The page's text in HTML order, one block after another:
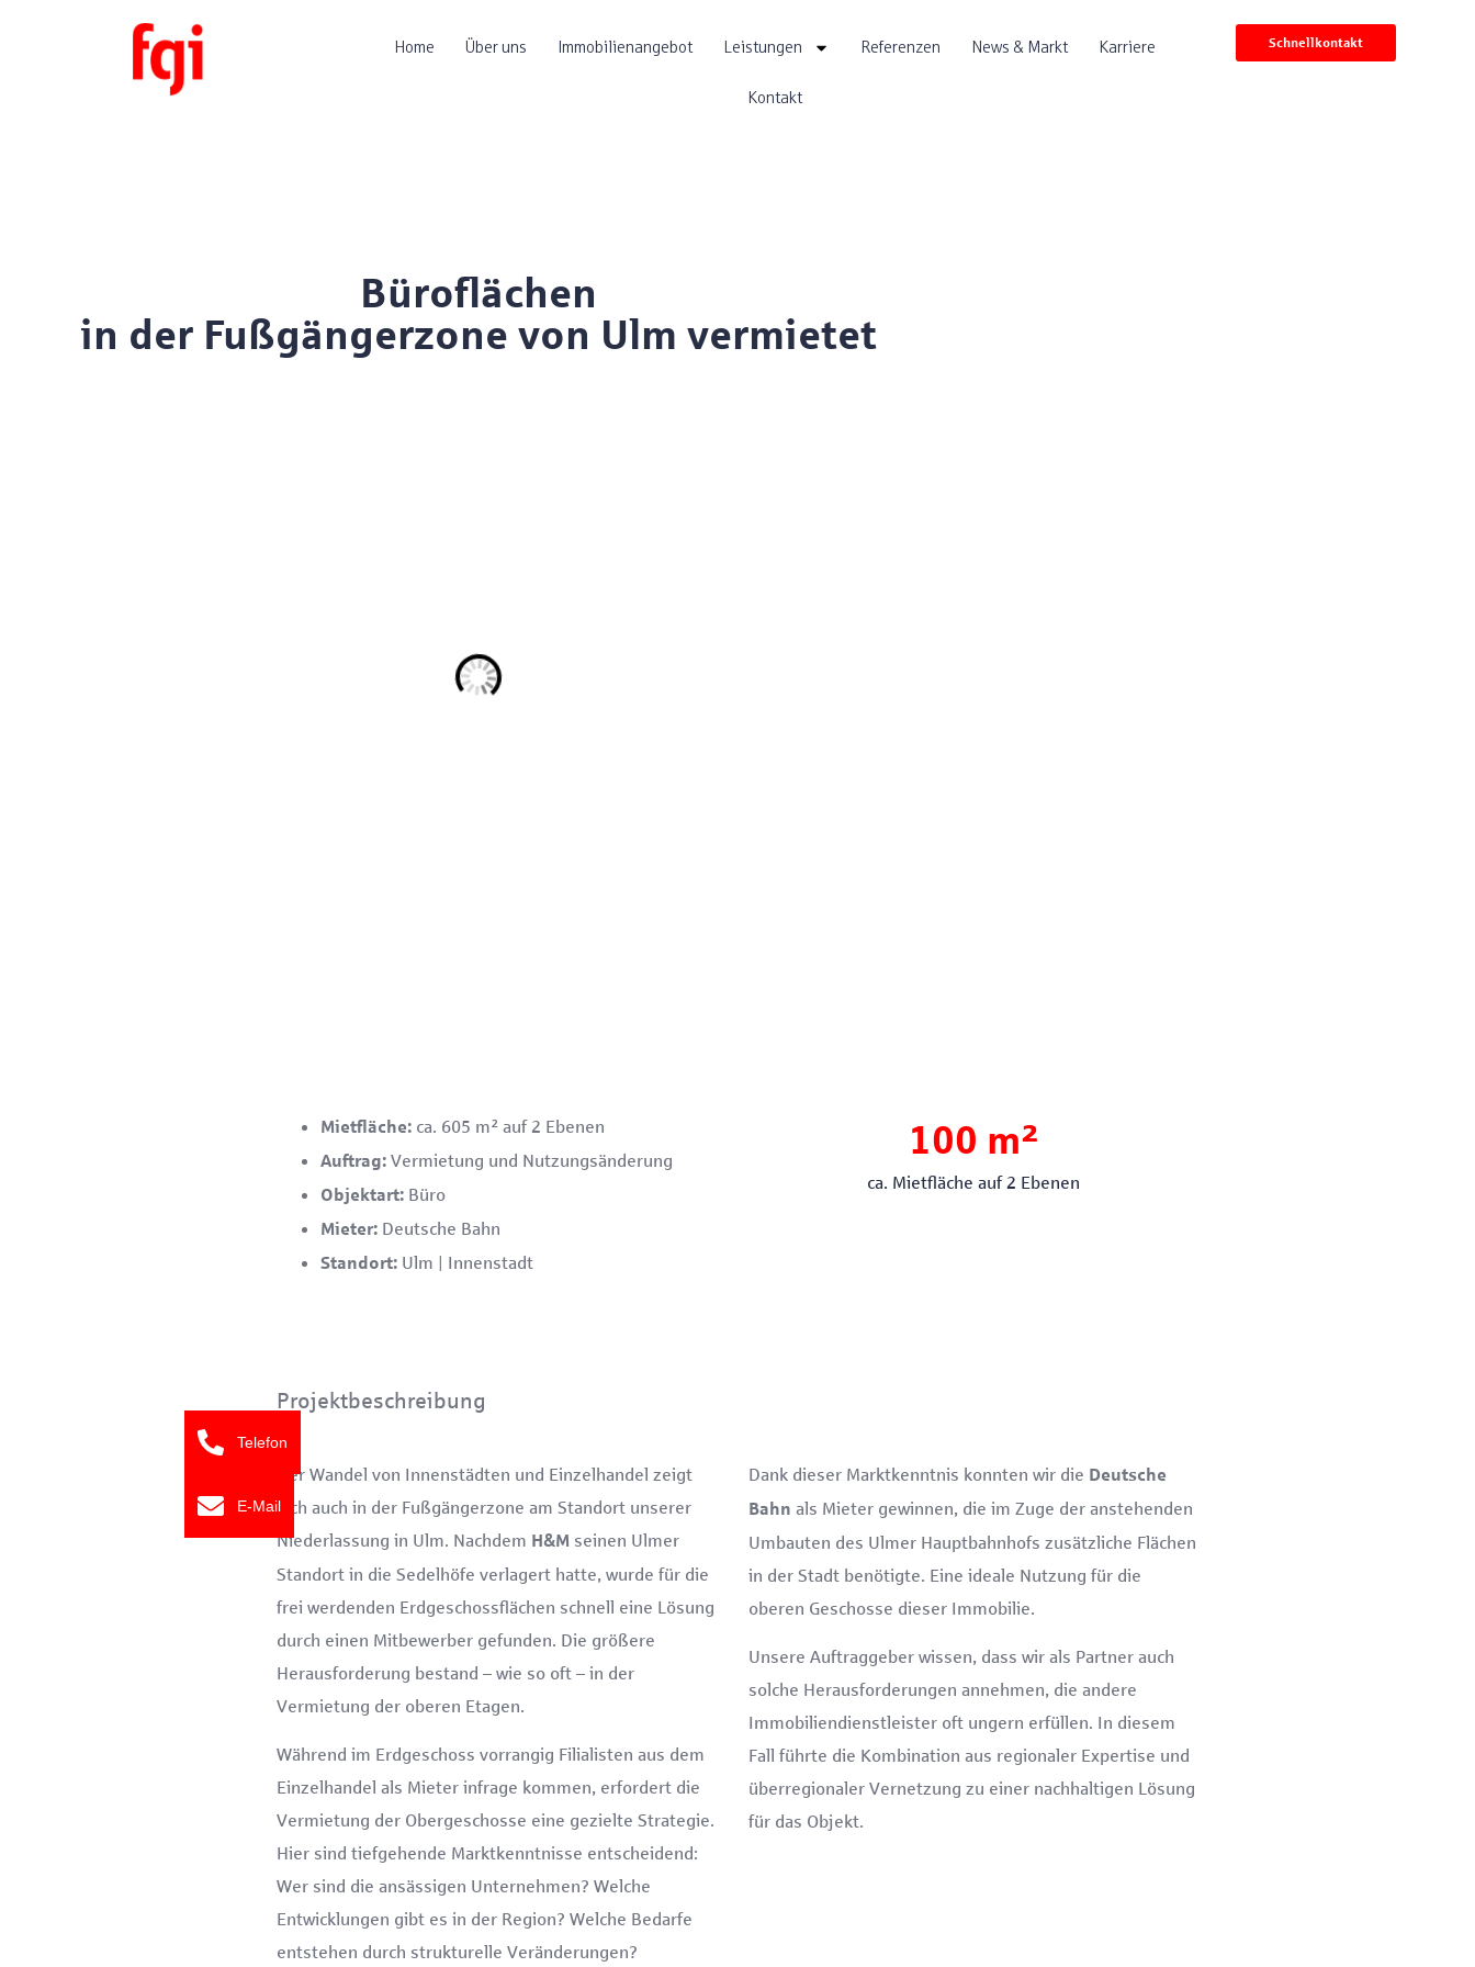
Home Über uns Immobilienangebot Leistungen Referenzen News & Markt Karriere
Kontakt
Schnellkontakt
Büroflächen
in der Fußgängerzone von Ulm vermietet
Mietfläche: ca. 605 m² auf 2 Ebenen
Auftrag: Vermietung und Nutzungsänderung
Objektart: Büro
Mieter: Deutsche Bahn
Standort: Ulm | Innenstadt
ca. Mietfläche auf 2 Ebenen
100 m²
Projektbeschreibung
Der Wandel von Innenstädten und Einzelhandel zeigt
sich auch in der Fußgängerzone am Standort unserer
Niederlassung in Ulm. Nachdem H&M seinen Ulmer
Standort in die Sedelhöfe verlagert hatte, wurde für die
frei werdenden Erdgeschossflächen schnell eine Lösung
durch einen Mitbewerber gefunden. Die größere
Herausforderung bestand – wie so oft – in der
Vermietung der oberen Etagen.
Während im Erdgeschoss vorrangig Filialisten aus dem
Einzelhandel als Mieter infrage kommen, erfordert die
Vermietung der Obergeschosse eine gezielte Strategie.
Hier sind tiefgehende Marktkenntnisse entscheidend:
Wer sind die ansässigen Unternehmen? Welche
Entwicklungen gibt es in der Region? Welche Bedarfe
entstehen durch strukturelle Veränderungen?
Dank dieser Marktkenntnis konnten wir die Deutsche
Bahn als Mieter gewinnen, die im Zuge der anstehenden
Umbauten des Ulmer Hauptbahnhofs zusätzliche Flächen
in der Stadt benötigte. Eine ideale Nutzung für die
oberen Geschosse dieser Immobilie.
Unsere Auftraggeber wissen, dass wir als Partner auch
solche Herausforderungen annehmen, die andere
Immobiliendienstleister oft ungern erfüllen. In diesem
Fall führte die Kombination aus regionaler Expertise und
überregionaler Vernetzung zu einer nachhaltigen Lösung
für das Objekt.
Telefon
E-Mail